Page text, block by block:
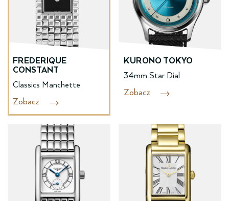
FREDERIQUE
CONSTANT
Classics Manchette
Zobacz
KURONO TOKYO
34mm Star Dial
Zobacz